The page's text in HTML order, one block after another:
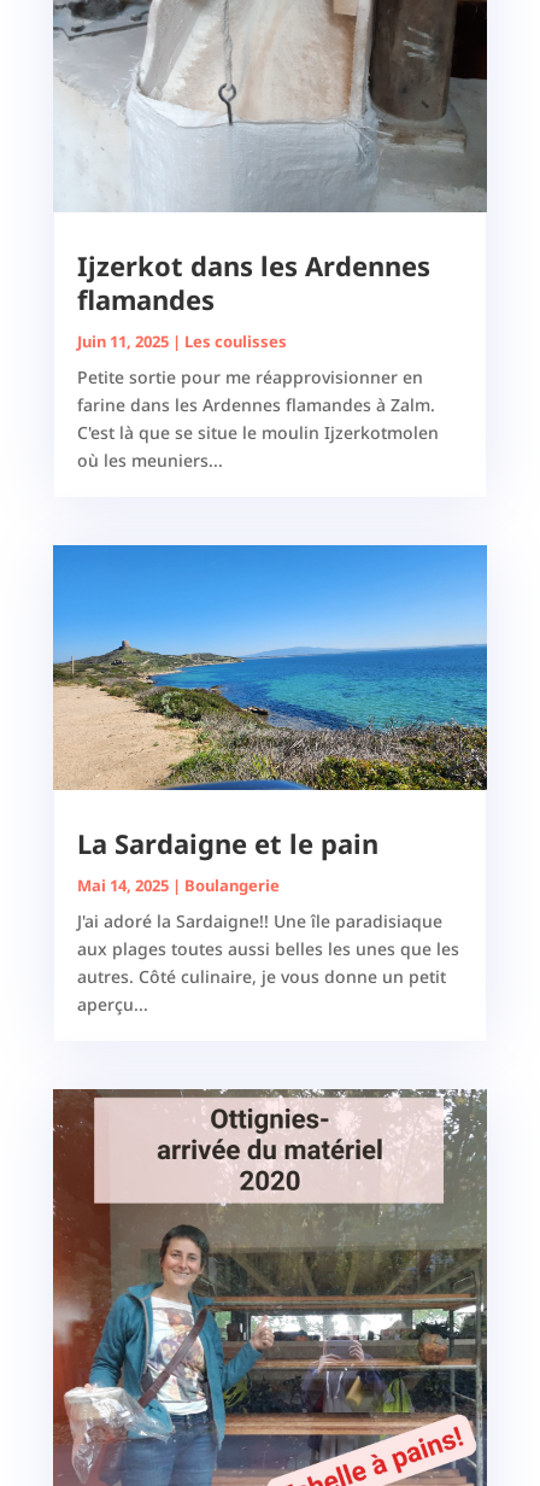
Ijzerkot dans les Ardennes
flamandes
Juin 11, 2025| Les coulisses
Petite sortie pour me réapprovisionner en
farine dans les Ardennes flamandes à Zalm.
C'est là que se situe le moulin Ijzerkotmolen
où les meuniers...
La Sardaigne et le pain
Mai 14, 2025| Boulangerie
J'ai adoré la Sardaigne!! Une île paradisiaque
aux plages toutes aussi belles les unes que les
autres. Côté culinaire, je vous donne un petit
aperçu...